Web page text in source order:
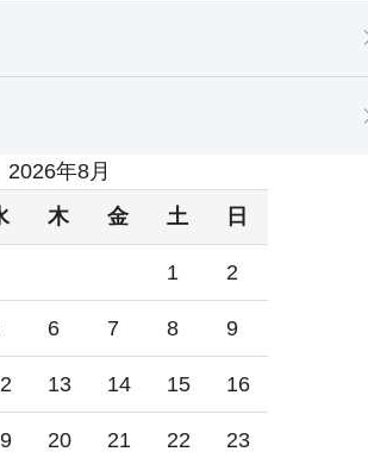
2026年8月
木 金 土 日
1 2
6 7 8 9
13 14 15 16
20 21 22 23